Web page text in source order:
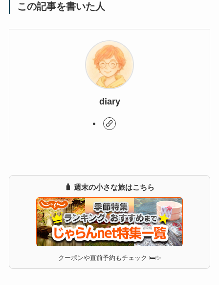
この記事を書いた人
diary
🧳 週末の小さな旅はこちら
クーポンや直前予約もチェック 🛏✨